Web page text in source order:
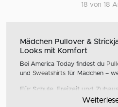
18 von 18
Mädchen Pullover &
Looks mit Komfort
Bei America Today findest du
und Sweatshirts für Mädchen –
Für Schule, Freizeit und
Unsere Sweatshirts sind perfekt